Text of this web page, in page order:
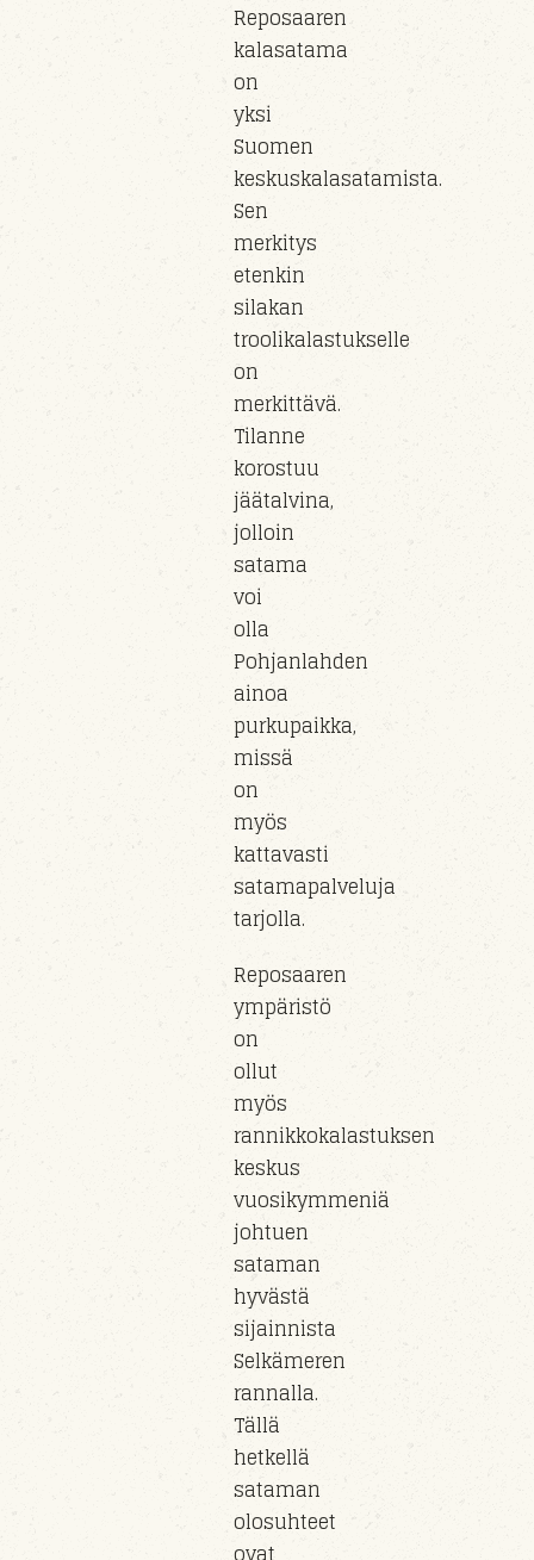
Reposaaren
kalasatama
on
yksi
Suomen
keskuskalasatamista.
Sen
merkitys
etenkin
silakan
troolikalastukselle
on
merkittävä.
Tilanne
korostuu
jäätalvina,
jolloin
satama
voi
olla
Pohjanlahden
ainoa
purkupaikka,
missä
on
myös
kattavasti
satamapalveluja
tarjolla.
Reposaaren
ympäristö
on
ollut
myös
rannikkokalastuksen
keskus
vuosikymmeniä
johtuen
sataman
hyvästä
sijainnista
Selkämeren
rannalla.
Tällä
hetkellä
sataman
olosuhteet